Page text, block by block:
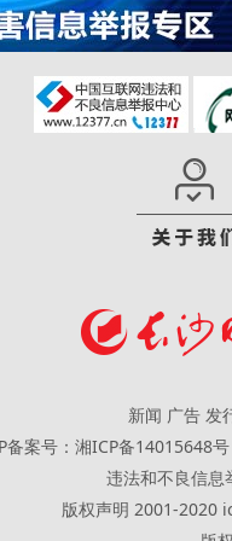
新闻 广告 发
备案号：湘ICP备14015648号
违法和不良信息
版权声明 2001-2020